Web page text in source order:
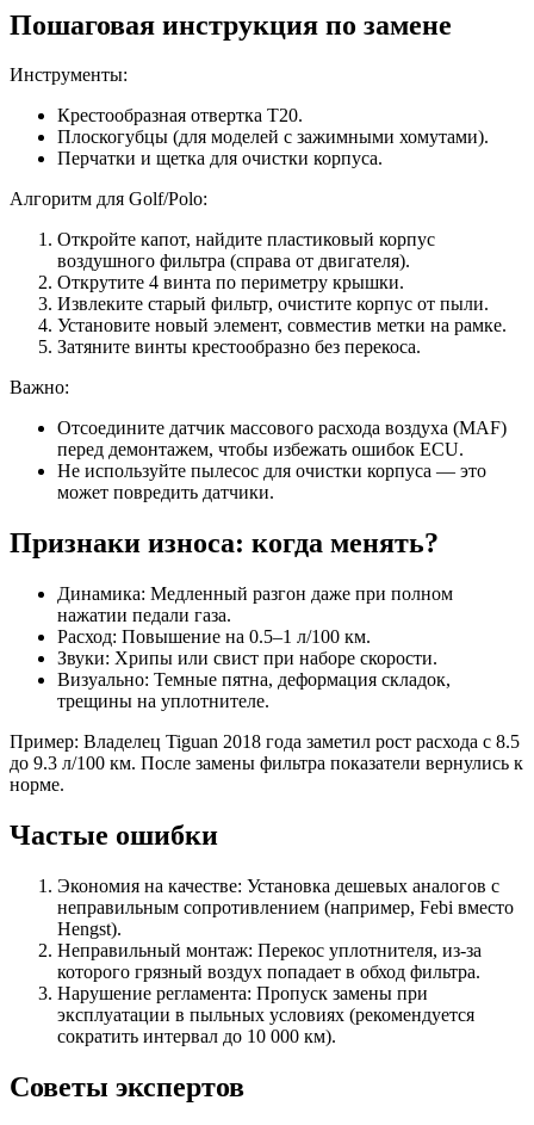
Пошаговая инструкция по замене
Инструменты:
Крестообразная отвертка T20.
Плоскогубцы (для моделей с зажимными хомутами).
Перчатки и щетка для очистки корпуса.
Алгоритм для Golf/Polo:
Откройте капот, найдите пластиковый корпус
воздушного фильтра (справа от двигателя).
Открутите 4 винта по периметру крышки.
Извлеките старый фильтр, очистите корпус от пыли.
Установите новый элемент, совместив метки на рамке.
Затяните винты крестообразно без перекоса.
Важно:
Отсоедините датчик массового расхода воздуха (MAF)
перед демонтажем, чтобы избежать ошибок ECU.
Не используйте пылесос для очистки корпуса — это
может повредить датчики.
Признаки износа: когда менять?
Динамика: Медленный разгон даже при полном
нажатии педали газа.
Расход: Повышение на 0.5–1 л/100 км.
Звуки: Хрипы или свист при наборе скорости.
Визуально: Темные пятна, деформация складок,
трещины на уплотнителе.
Пример: Владелец Tiguan 2018 года заметил рост расхода с 8.5
до 9.3 л/100 км. После замены фильтра показатели вернулись к
норме.
Частые ошибки
Экономия на качестве: Установка дешевых аналогов с
неправильным сопротивлением (например, Febi вместо
Hengst).
Неправильный монтаж: Перекос уплотнителя, из-за
которого грязный воздух попадает в обход фильтра.
Нарушение регламента: Пропуск замены при
эксплуатации в пыльных условиях (рекомендуется
сократить интервал до 10 000 км).
Советы экспертов